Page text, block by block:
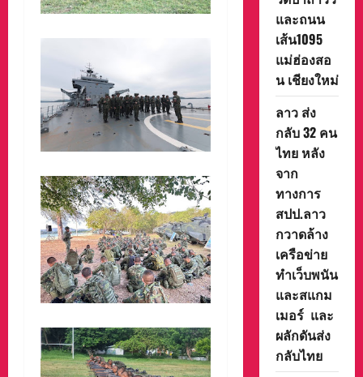
และถนน
เส้น1095
แม่ฮ่องสอ
น เชียงใหม่
ลาว ส่ง
กลับ 32 คน
ไทย หลัง
จาก
ทางการ
สปป.ลาว
กวาดล้าง
เครือข่าย
ทำเว็บพนัน
และสแกม
เมอร์ และ
ผลักดันส่ง
กลับไทย